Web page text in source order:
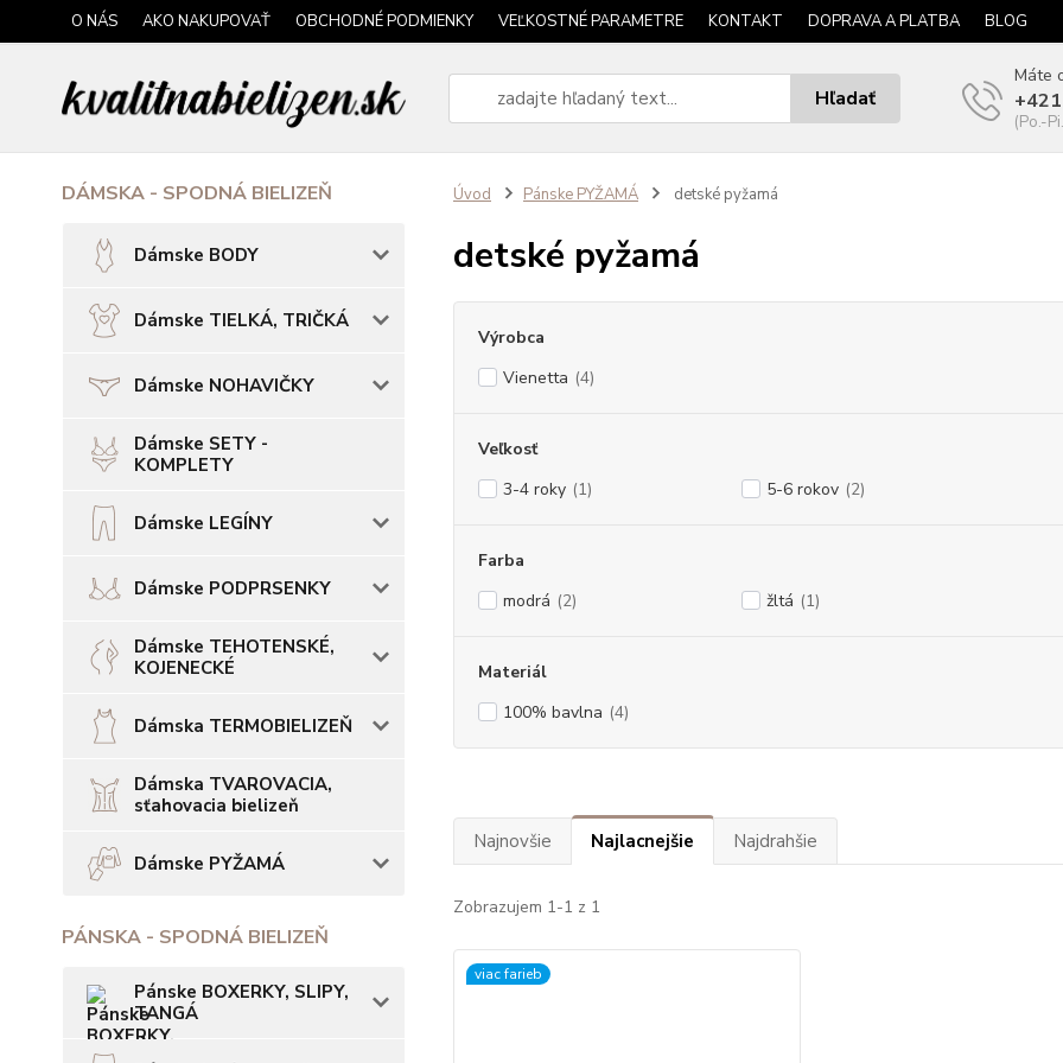
O NÁS AKO NAKUPOVAŤ OBCHODNÉ PODMIENKY VEĽKOSTNÉ PARAMETRE KONTAKT DOPRAVA A PLATBA BLOG
Hľadať
Máte
(Po.-
DÁMSKA - SPODNÁ BIELIZEŇ
Dámske BODY
Dámske TIELKÁ, TRIČKÁ
Dámske NOHAVIČKY
Dámske SETY -
KOMPLETY
Dámske LEGÍNY
Dámske PODPRSENKY
Dámske TEHOTENSKÉ,
KOJENECKÉ
Dámska TERMOBIELIZEŇ
Dámska TVAROVACIA,
sťahovacia bielizeň
Dámske PYŽAMÁ
PÁNSKA - SPODNÁ BIELIZEŇ
Pánske BOXERKY, SLIPY,
TANGÁ
Úvod Pánske PYŽAMÁ detské pyžamá
detské pyžamá
Výrobca
Vienetta (4)
Veľkosť
3-4 roky (1) 5-6 rokov (2)
Farba
modrá (2) žltá (1)
Materiál
100% bavlna (4)
Najnovšie Najlacnejšie Najdrahšie
Zobrazujem 1-1 z 1
viac farieb